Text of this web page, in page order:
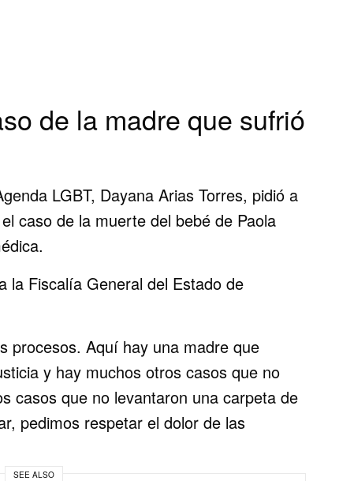
de la madre que sufrió
LGBT, Dayana Arias Torres, pidió a
caso de la muerte del bebé de Paola
la Fiscalía General del Estado de
procesos. Aquí hay una madre que
y hay muchos otros casos que no
casos que no levantaron una carpeta de
pedimos respetar el dolor de las
SEE ALSO